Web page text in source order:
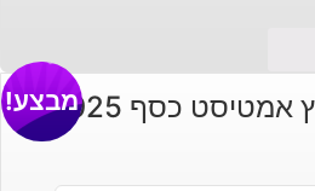
כסף 925 מבצע!